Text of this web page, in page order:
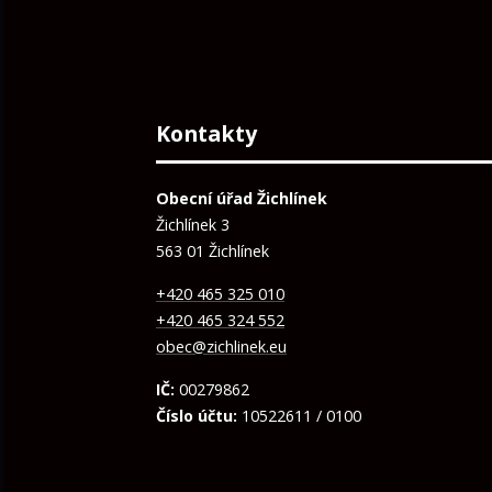
Kontakty
Obecní úřad Žichlínek
Žichlínek 3
563 01 Žichlínek
+420 465 325 010
+420 465 324 552
obec@zichlinek.eu
IČ: 00279862
Číslo účtu: 10522611 / 0100